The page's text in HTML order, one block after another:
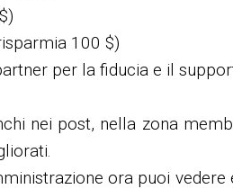
100 $)
per la fiducia e il
nei post, nella zona
ora puoi